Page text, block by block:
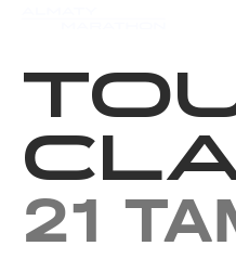
21